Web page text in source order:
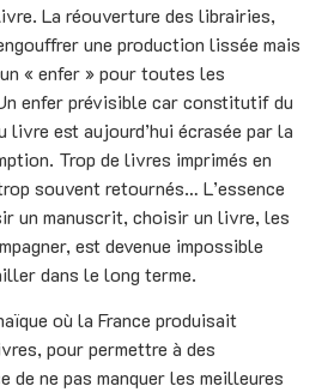
La réouverture des librairies,
une production lissée mais
« enfer » pour toutes les
enfer prévisible car constitutif du
livre est aujourd’hui écrasée par la
Trop de livres imprimés en
souvent retournés… L’essence
un manuscrit, choisir un livre, les
est devenue impossible
dans le long terme.
où la France produisait
pour permettre à des
de ne pas manquer les meilleures